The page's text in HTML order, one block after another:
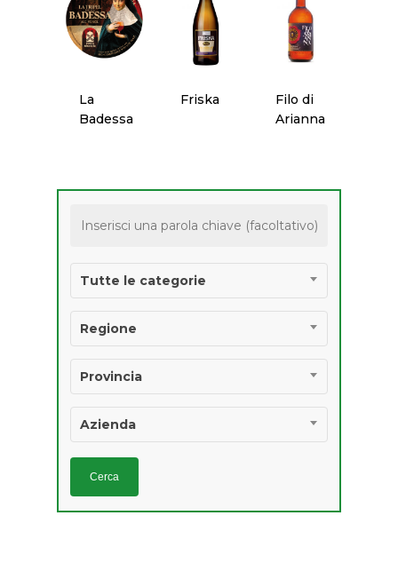
La
Badessa
Friska
Filo di
Arianna
Tutte le categorie
Regione
Provincia
Azienda
Anno 2021
Regolamento
Pasticceria
PRODOTTI
AGROALIMENTARI
Suggerisci Un